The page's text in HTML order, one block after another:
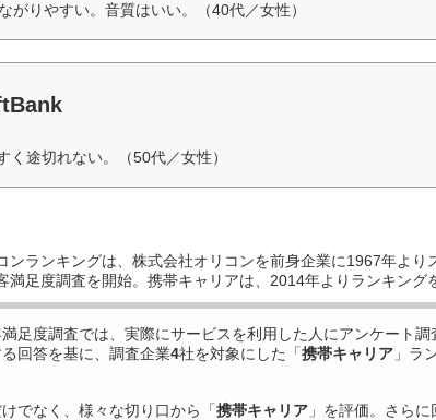
がりやすい。音質はいい。（40代／女性）
く途切れない。（50代／女性）
ンランキングは、株式会社オリコンを前身企業に1967年より
満足度調査を開始。携帯キャリアは、2014年よりランキング
足度調査では、実際にサービスを利用した 人にアンケート調
回答を基に、調査企業4社を対象にした「携帯キャリア 」ラ
でなく、様々な切り口から「携帯キャリア 」を評価。さら